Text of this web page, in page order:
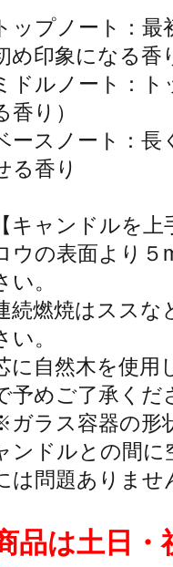
ップノート：
め印象になる香
ドルノート：
香り）
ースノート：長
る香り
【キャンドルを
ウの表面より
い。
続燃焼はススな
い。
に自然木を使用
予めご了承くだ
ガラス容器の形
ンドルとの間
は問題ありませ
品は土日・